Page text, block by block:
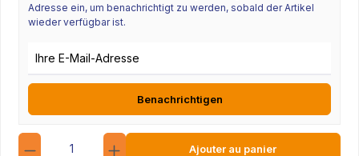
Adresse ein, um benachrichtigt zu werden, sobald der Artikel
wieder verfügbar ist.
Benachrichtigen
Quantité
Ajouter au panier